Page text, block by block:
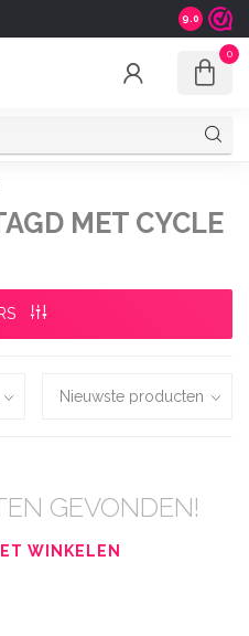
Shipping
9.0
0
MET CYCLE
GEVONDEN!
WINKELEN